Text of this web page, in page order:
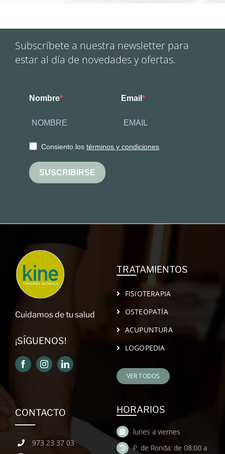
Subscríbete a nuestra newsletter para
estar al día de novedades y ofertas.
Nombre Email
Consiento los términos y condiciones
SUSCRIBIRSE
Cuidamos de tu salud
¡SÍGUENOS!
TRATAMIENTOS
FISIOTERAPIA
OSTEOPATÍA
ACUPUNTURA
LOGOPEDIA
VER TODOS
CONTACTO
973 23 37 03
HORARIOS
lunes a viernes
P. de Ronda: de 08:00 a